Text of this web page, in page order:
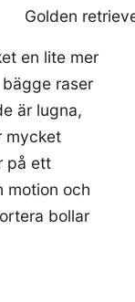
en lite mer
raser
är lugna,
mycket
på ett
motion och
bollar